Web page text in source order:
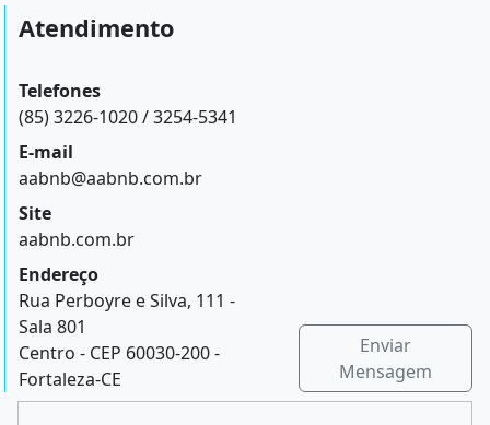
Atendimento
Telefones
(85) 3226-1020 / 3254-5341
E-mail
aabnb@aabnb.com.br
Site
aabnb.com.br
Endereço
Rua Perboyre e Silva, 111 -
Sala 801
Centro - CEP 60030-200 -
Fortaleza-CE
Enviar
Mensagem